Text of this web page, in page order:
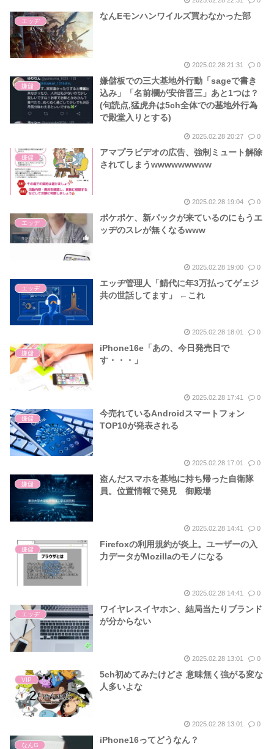
エッヂ
なんEモンハンワイルズ買わなかった部
2025.02.28 21:31 0
嫌儲
嫌儲板での三大基地外行動「sageで書き
込み」「名前欄が安倍晋三」あと1つは？
(句読点,猛虎弁は5ch全体での基地外行為
で殿堂入りとする)
2025.02.28 20:27 0
嫌儲
アマプラビデオの広告、強制ミュート解除
されてしまうwwwwwwwww
2025.02.28 19:04 0
エッヂ
ポケポケ、新パックが来ているのにもうエ
ッヂのスレが無くなるwww
2025.02.28 19:00 0
エッヂ
エッヂ管理人「鯖代に年3万払ってゲェジ
共の世話してます」 ←これ
2025.02.28 18:01 0
嫌儲
iPhone16e「あの、今日発売日で
す・・・」
2025.02.28 17:41 0
嫌儲
今売れているAndroidスマートフォン
TOP10が発表される
2025.02.28 17:01 0
嫌儲
盗んだスマホを基地に持ち帰った自衛隊
員。位置情報で発見 御殿場
2025.02.28 14:41 0
嫌儲
Firefoxの利用規約が炎上。ユーザーの入
力データがMozillaのモノになる
2025.02.28 14:41 0
エッヂ
ワイヤレスイヤホン、結局当たりブランド
が分からない
2025.02.28 13:01 0
VIP
5ch初めてみたけどさ 意味無く強がる変な
人多いよな
2025.02.28 13:01 0
なんG
iPhone16ってどうなん？